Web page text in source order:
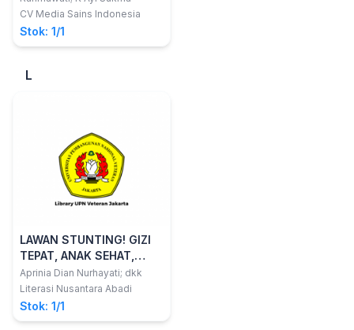
CV Media Sains Indonesia
Stok: 1/1
L
LAWAN STUNTING! GIZI
TEPAT, ANAK SEHAT,
INDONESIA HEBAT
Aprinia Dian Nurhayati; dkk
Literasi Nusantara Abadi
Stok: 1/1